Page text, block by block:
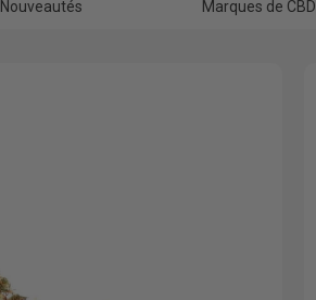
Nouveautés Marques de CBD